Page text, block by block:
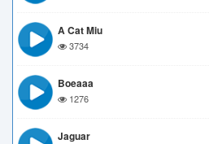
A Cat Miu
3734
Boeaaa
1276
Jaguar